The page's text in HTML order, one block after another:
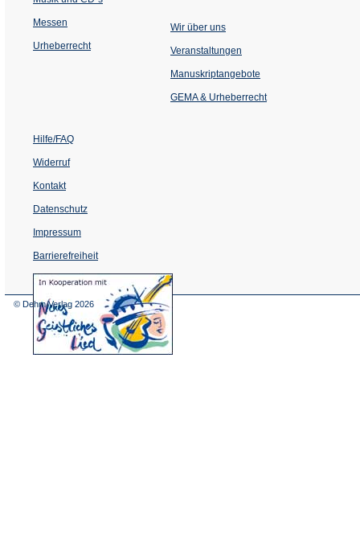
Messen
Urheberrecht
Wir über uns
Veranstaltungen
einem
Tab)
Manuskriptangebote
GEMA & Urheberrecht
Hilfe/FAQ
Widerruf
Kontakt
Datenschutz
Impressum
Barrierefreiheit
(Öffnet
in
© Dehm Verlag 2026